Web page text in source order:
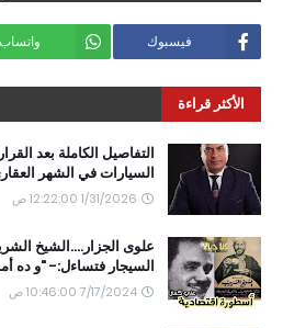
فيسبوك واتساب
الأكثر قراءة
التفاصيل الكاملة بعد
السيارات في الشهر
1/31/2026 12:22:00 ص
علوى الجزار....الشيخ
السيجار فتساءل:- "و ده
7/17/2024 10:46:00 ص